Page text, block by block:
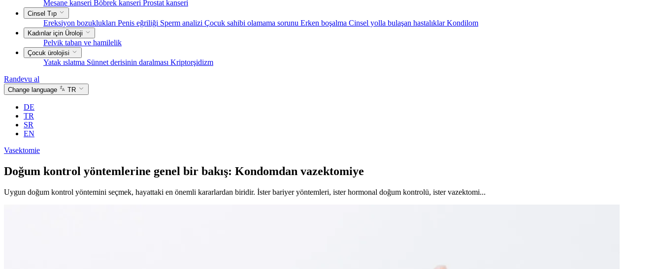
Mesane kanseri Böbrek kanseri Prostat kanseri
Cinsel Tıp
Ereksiyon bozuklukları Penis eğriliği Sperm analizi Çocuk sahibi olamama sorunu Erken boşalma Cinsel yolla bulaşan hastalıklarKondilom
Kadınlar için Üroloji
Pelvik taban ve hamilelik
Çocuk ürolojisi
Yatak ıslatma Sünnet derisinin daralması Kriptorşidizm
Randevu al
Change language TR
DE
TR
SR
EN
Vasektomie
Doğum kontrol yöntemlerine genel bir bakış: Kondomdan vazektomiye
Uygun doğum kontrol yöntemini seçmek, hayattaki en önemli kararlardan biridir. İster bariyer yöntemleri, ister hormonal doğum kontrolü, ister vazektomi...